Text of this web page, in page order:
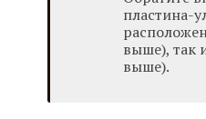
пластина-
выше), так
выше).